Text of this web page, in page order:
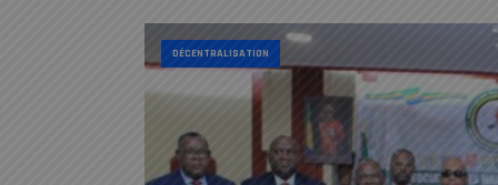
DÉCENTRALISATION